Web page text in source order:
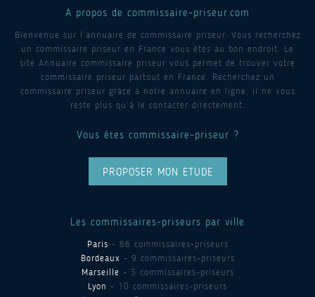
A propos de commissaire-priseur.com
Bienvenue sur l’annuaire de commissaire priseur. Vous recherchez
un commissaire priseur en France vous êtes au bon endroit. Le
site Annuaire commissaire priseur vous permet de trouver votre
commissaire priseur partout en France. Recherchez un
commissaire priseur grâce à notre annuaire en ligne, il ne vous
reste plus qu’à le contacter directement.
Vous êtes commissaire-priseur ?
PROPOSER MON ETUDE
Les commissaires-priseurs par ville
Paris - 86 commissaires-priseurs
Bordeaux - 9 commissaires-priseurs
Marseille - 3 commissaires-priseurs
Lyon - 10 commissaires-priseurs